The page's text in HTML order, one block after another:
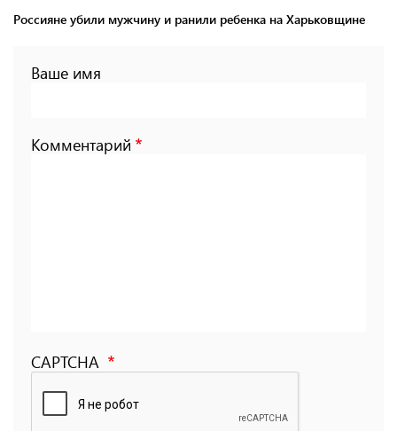
Россияне убили мужчину и ранили ребенка на Харьковщине
Ваше имя
Комментарий
CAPTCHA